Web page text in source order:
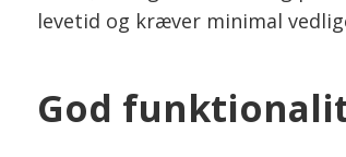
levetid og kræver minimal
God